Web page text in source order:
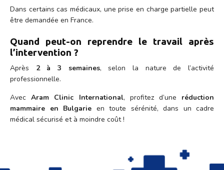
Dans certains cas médicaux, une prise en charge partielle peut
être demandée en France.
Quand peut-on reprendre le travail après
l’intervention ?
Après 2 à 3 semaines, selon la nature de l’activité
professionnelle.
AvecAram Clinic International, profitez d’une réduction
mammaire en Bulgarie en toute sérénité, dans un cadre
médical sécurisé et à moindre coût !